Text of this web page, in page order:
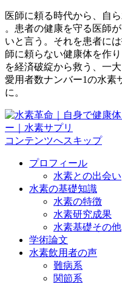
医師に頼る時代から、自
。患者の健康を守る医師
いと言う。それを患者に
師に頼らない健康体を作
を経済破綻から救う、一
愛用者数ナンバー1の水素
に。
コンテンツへスキップ
プロフィール
水素との出会い
水素の基礎知識
水素の特徴
水素研究成果
水素基礎その他
学術論文
水素飲用者の声
難病系
関節系